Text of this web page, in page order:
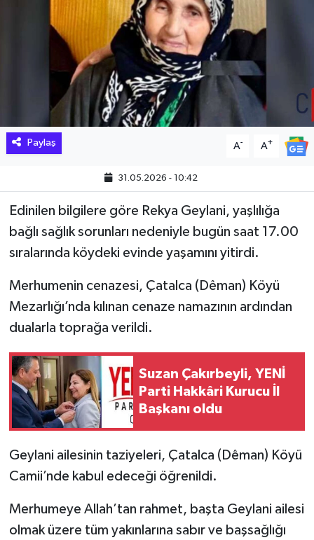
Paylaş A- A+
31.05.2026 - 10:42
Edinilen bilgilere göre Rekya Geylani, yaşlılığa
bağlı sağlık sorunları nedeniyle bugün saat 17.00
sıralarında köydeki evinde yaşamını yitirdi.
Merhumenin cenazesi, Çatalca (Dêman) Köyü
Mezarlığı’nda kılınan cenaze namazının ardından
dualarla toprağa verildi.
Suzan Çakırbeyli, YENİ
Parti Hakkâri Kurucu İl
Başkanı oldu
Geylani ailesinin taziyeleri, Çatalca (Dêman) Köyü
Camii’nde kabul edeceği öğrenildi.
Merhumeye Allah’tan rahmet, başta Geylani ailesi
olmak üzere tüm yakınlarına sabır ve başsağlığı
GÜNDEM
Hakkari Haber
İLGİNÇ HABERLER
KADIN
KÜLTÜR SANAT
MAKALE
POLİTİKA
REKLAM
SAĞLIK
SİYASET
SPOR
TEKNOLOJİ
YAŞAM
Haber Arşivi